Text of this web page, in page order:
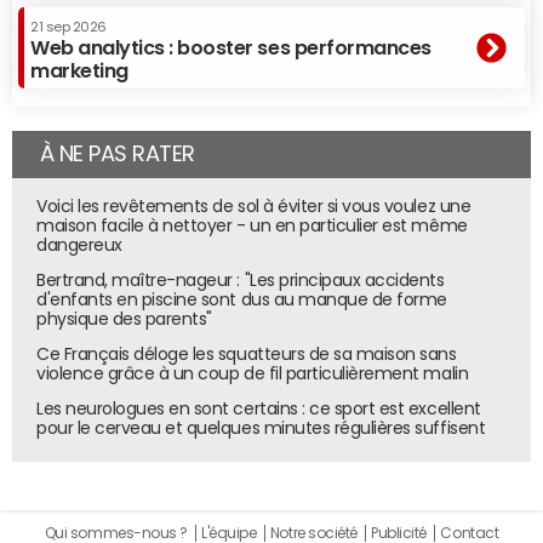
Capture d'écran de l'assistant IA de Doctolib.© Doctolib
Pour fonctionner, le système de Doctolib se base sur une
orchestration de plusieurs modèles. La conversation est
d'abord enregistrée (via le Microphone de l'ordinateur)
puis transcrite avec un modèle speech-to-text avant
d'être retravaillée par un LLM pour générer le rapport
ont opté pour le modèle Whipser d'OpenAIpour la
représenté dans les données d'entraînement. D'autres
21 sep 2026
Web analytics : booster ses performances
marketing
À NE PAS RATER
Voici les revêtements de sol à éviter si vous voulez une
maison facile à nettoyer - un en particulier est même
dangereux
Bertrand, maître-nageur : "Les principaux accidents
d'enfants en piscine sont dus au manque de forme
physique des parents"
Ce Français déloge les squatteurs de sa maison sans
violence grâce à un coup de fil particulièrement malin
Les neurologues en sont certains : ce sport est excellent
pour le cerveau et quelques minutes régulières suffisent
Qui sommes-nous ? L'équipe Notre société Publicité Contact